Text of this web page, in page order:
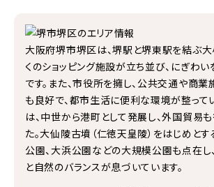
大阪府堺市堺区は、堺駅と堺東駅を結ぶ
くのショッピング施設が立ち並び、にぎわ
です。また、市役所を擁し、公共交通や商
も良好で、都市生活に便利な環境が整って
は、中世から港町として発展し、外国貿易
た。大仙陵古墳（仁徳天皇陵）をはじめと
公園、大浜公園などの大規模公園も点在し
と自然のバランスが息づいています。